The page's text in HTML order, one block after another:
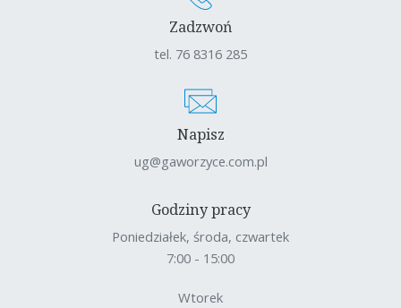
Zadzwoń
tel. 76 8316 285
Napisz
ug@gaworzyce.com.pl
Godziny pracy
Poniedziałek, środa, czwartek
7:00 - 15:00
Wtorek